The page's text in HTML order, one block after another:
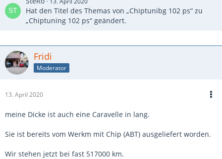
Hat den Titel des Themas von „Chiptunibg 102 ps“ zu
„Chiptuning 102 ps“ geändert.
Fridi
Moderator
13. April 2020
meine Dicke ist auch eine Caravelle in lang.
Sie ist bereits vom Werkm mit Chip (ABT) ausgeliefert worden.
Wir stehen jetzt bei fast 517000 km.